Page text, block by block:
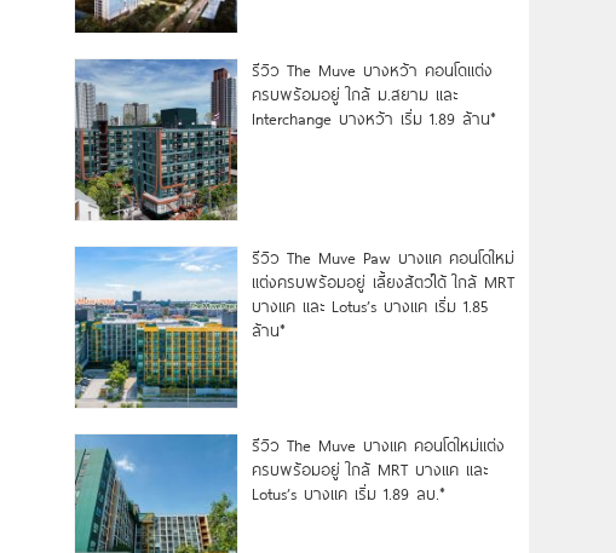
รีวิว The Muve บางหว้า คอนโดแต่ง
ครบพร้อมอยู่ ใกล้ ม.สยาม และ
Interchange บางหว้า เริ่ม 1.89 ล้าน*
รีวิว The Muve Paw บางแค คอนโดใหม่
แต่งครบพร้อมอยู่ เลี้ยงสัตว์ได้ ใกล้ MRT
บางแค และ Lotus’s บางแค เริ่ม 1.85
ล้าน*
รีวิว The Muve บางแค คอนโดใหม่แต่ง
ครบพร้อมอยู่ ใกล้ MRT บางแค และ
Lotus’s บางแค เริ่ม 1.89 ลบ.*